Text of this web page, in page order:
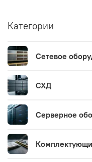
Категории
Сетевое
СХД
Серверное